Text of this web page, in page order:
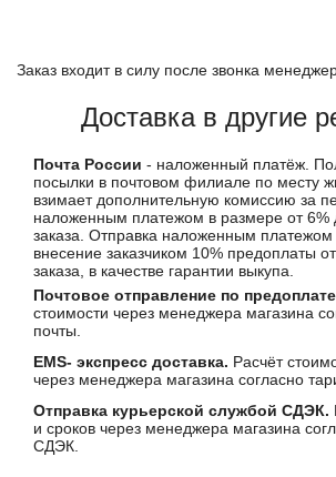
Заказ входит в силу после звонка
Доставка в другие
Почта России - наложенный платёж.
посылки в почтовом филиале по месту
взимает дополнительную комиссию за
наложенным платежом в размере от 6%
заказа. Отправка наложенным платежом
внесение заказчиком 10% предоплаты
заказа, в качестве гарантии выкупа.
Почтовое отправление по
стоимости через менеджера магазина
почты.
EMS- экспресс доставка. Расчёт
через менеджера магазина согласно
Отправка курьерской службой СДЭК.
и сроков через менеджера магазина
СДЭК.